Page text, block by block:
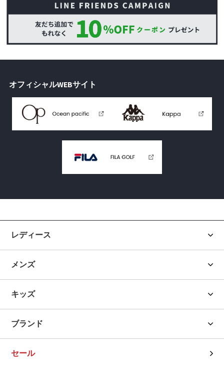
オフィシャルWEBサイト
レディース
メンズ
キッズ
ブランド
セール